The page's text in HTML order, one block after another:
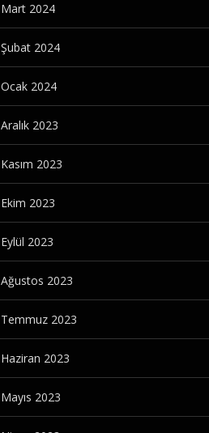
Mart 2024
Şubat 2024
Ocak 2024
Aralık 2023
Kasım 2023
Ekim 2023
Eylül 2023
Ağustos 2023
Temmuz 2023
Haziran 2023
Mayıs 2023